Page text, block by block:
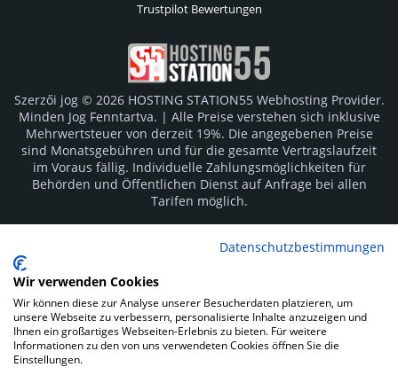
Trustpilot Bewertungen
Szerzői jog © 2026 HOSTING STATION55 Webhosting Provider.
Minden Jog Fenntartva. | Alle Preise verstehen sich inklusive
Mehrwertsteuer von derzeit 19%. Die angegebenen Preise
sind Monatsgebühren und für die gesamte Vertragslaufzeit
im Voraus fällig. Individuelle Zahlungsmöglichkeiten für
Behörden und Öffentlichen Dienst auf Anfrage bei allen
Tarifen möglich.
Hersteller. Irrtümer vorbehalten.
SOCIAL MEDIA
Datenschutzbestimmungen
Wir verwenden Cookies
Wir können diese zur Analyse unserer Besucherdaten platzieren, um
unsere Webseite zu verbessern, personalisierte Inhalte anzuzeigen und
Ihnen ein großartiges Webseiten-Erlebnis zu bieten. Für weitere
Informationen zu den von uns verwendeten Cookies öffnen Sie die
Einstellungen.